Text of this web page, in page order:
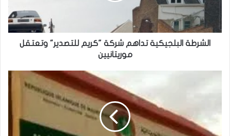
الشرطة البلجيكية تداهم شركة "كريم للتصدير" وتعتقل
موريتانيين